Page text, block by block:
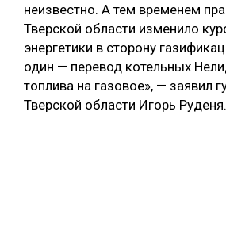
неизвестно. А тем временем
Тверской области изменило
энергетики в сторону
один — перевод котельных
топлива на газовое», — заявил
Тверской области Игорь Руденя.